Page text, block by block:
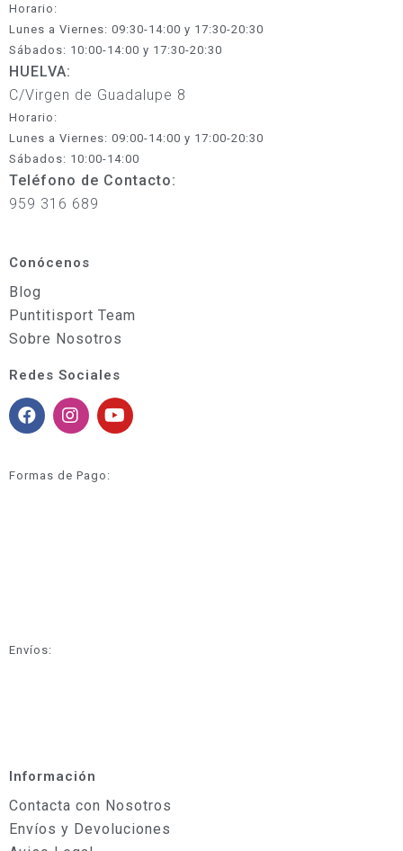
Horario:
Lunes a Viernes: 09:30-14:00 y 17:30-20:30
Sábados: 10:00-14:00 y 17:30-20:30
HUELVA:
C/Virgen de Guadalupe 8
Horario:
Lunes a Viernes: 09:00-14:00 y 17:00-20:30
Sábados: 10:00-14:00
Teléfono de Contacto:
959 316 689
Conócenos
Blog
Puntitisport Team
Sobre Nosotros
Redes Sociales
Formas de Pago:
Envíos:
Información
Contacta con Nosotros
Envíos y Devoluciones